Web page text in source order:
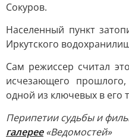
Сокуров.
Населенный пункт
Иркутского
Сам режиссер считал
исчезающего
одной из ключевых в его
Перипетии судьбы и
галерее«Ведомостей»